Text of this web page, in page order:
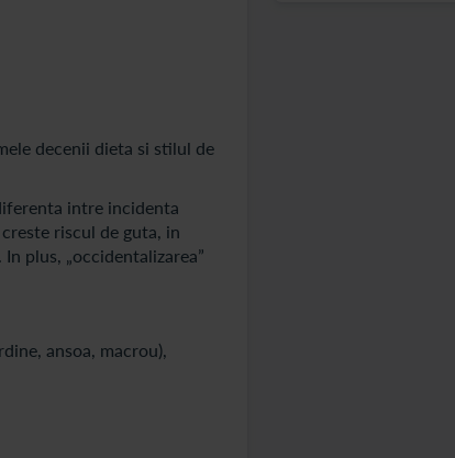
decenii dieta si stilul de
intre incidenta
riscul de guta, in
plus, „occidentalizarea”
ansoa, macrou),